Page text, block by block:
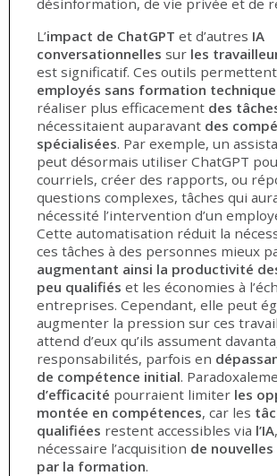
L’impact de ChatGPT et d’autres IA
conversationnelles sur les
est significatif. Ces outils
employés sans formation technique
réaliser plus efficacement des
nécessitaient auparavant des
spécialisées. Par exemple, un
peut désormais utiliser ChatGPT
courriels, créer des rapports, ou
questions complexes, tâches qui
nécessité l’intervention d’un
Cette automatisation réduit la
ces tâches à des personnes mieux
augmentant ainsi la productivité
peu qualifiés et les économies à
entreprises. Cependant, elle peut
augmenter la pression sur ces
attend d’eux qu’ils assument
responsabilités, parfois en
de compétence initial.
d’efficacité pourraient limiter les
montée en compétences, car les
qualifiées restent accessibles via l’IA
nécessaire l’acquisition de
par la formation.